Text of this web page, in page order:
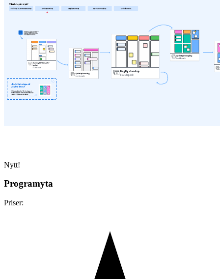
Nytt!
Programyta
Priser: